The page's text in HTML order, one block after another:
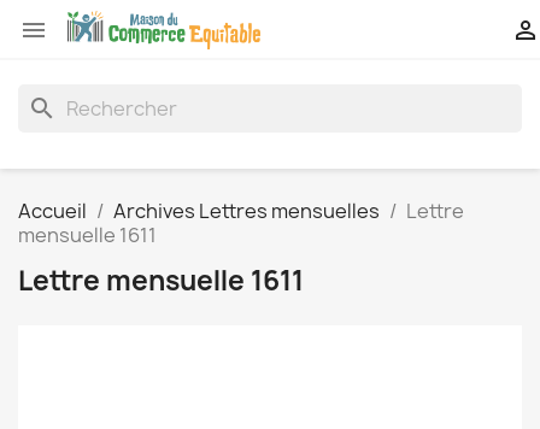
 
search
Accueil Archives Lettres mensuelles
Lettre
mensuelle 1611
Lettre mensuelle 1611